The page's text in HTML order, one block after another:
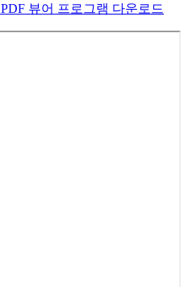
PDF 뷰어 프로그램 다운로드